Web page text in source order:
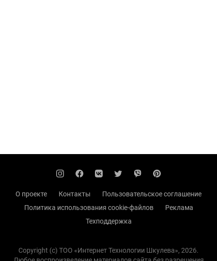
О проекте Контакты
Пользовательское соглашение
Политика использования cookie-файлов
Реклама
Техподдержка
Copyright (с) TOO «Интернет Технологии Шкулева», 2026.